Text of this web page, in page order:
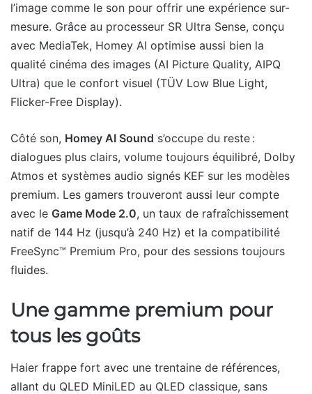
l’image comme le son pour offrir une expérience sur-
mesure. Grâce au processeur SR Ultra Sense, conçu
avec MediaTek, Homey AI optimise aussi bien la
qualité cinéma des images (AI Picture Quality, AIPQ
Ultra) que le confort visuel (TÜV Low Blue Light,
Flicker-Free Display).
Côté son, Homey AI Sound s’occupe du reste :
dialogues plus clairs, volume toujours équilibré, Dolby
Atmos et systèmes audio signés KEF sur les modèles
premium. Les gamers trouveront aussi leur compte
avec le Game Mode 2.0, un taux de rafraîchissement
natif de 144 Hz (jusqu’à 240 Hz) et la compatibilité
FreeSync™ Premium Pro, pour des sessions toujours
fluides.
Une gamme premium pour
tous les goûts
Haier frappe fort avec une trentaine de références,
allant du QLED MiniLED au QLED classique, sans